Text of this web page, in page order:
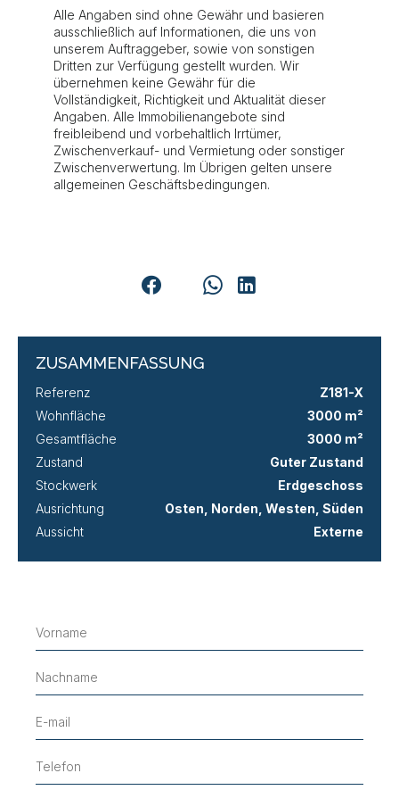
Alle Angaben sind ohne Gewähr und basieren
ausschließlich auf Informationen, die uns von
unserem Auftraggeber, sowie von sonstigen
Dritten zur Verfügung gestellt wurden. Wir
übernehmen keine Gewähr für die
Vollständigkeit, Richtigkeit und Aktualität dieser
Angaben. Alle Immobilienangebote sind
freibleibend und vorbehaltlich Irrtümer,
Zwischenverkauf- und Vermietung oder sonstiger
Zwischenverwertung. Im Übrigen gelten unsere
allgemeinen Geschäftsbedingungen.
ZUSAMMENFASSUNG
Referenz
Z181-X
Wohnfläche
3000 m²
Gesamtfläche
3000 m²
Zustand
Guter Zustand
Stockwerk
Erdgeschoss
Ausrichtung
Osten, Norden, Westen, Süden
Aussicht
Externe